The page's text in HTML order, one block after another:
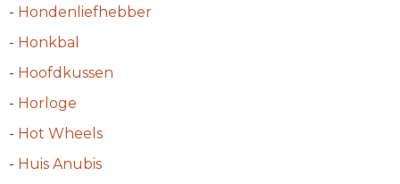
- Hondenliefhebber
- Honkbal
- Hoofdkussen
- Horloge
- Hot Wheels
- Huis Anubis